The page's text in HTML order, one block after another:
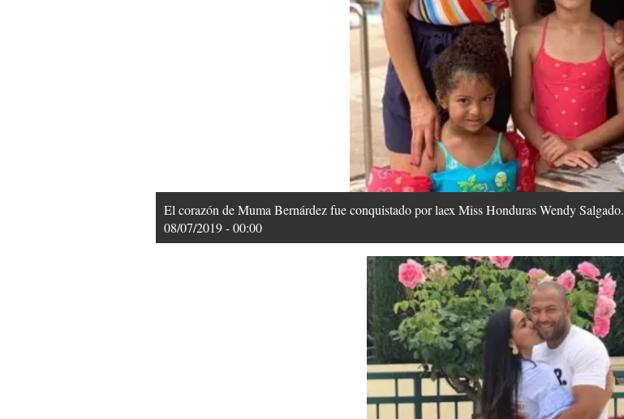
El corazón de Muma Bernárdez fue conquistado por laex Miss Honduras Wendy Salgado.
08/07/2019 - 00:00